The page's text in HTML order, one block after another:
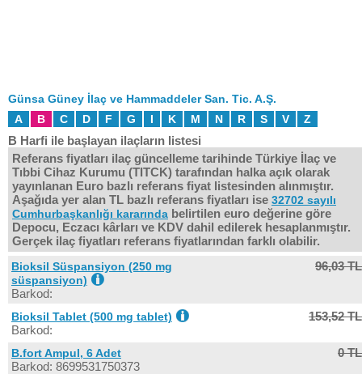
Günsa Güney İlaç ve Hammaddeler San. Tic. A.Ş.
A
B C D F G I K M N R S V Z
B Harfi ile başlayan ilaçların listesi
Referans fiyatları ilaç güncelleme tarihinde Türkiye İlaç ve
Tıbbi Cihaz Kurumu (TITCK) tarafından halka açık olarak
yayınlanan Euro bazlı referans fiyat listesinden alınmıştır.
Aşağıda yer alan TL bazlı referans fiyatları ise 32702 sayılı
Cumhurbaşkanlığı kararında belirtilen euro değerine göre
Depocu, Eczacı kârları ve KDV dahil edilerek hesaplanmıştır.
Gerçek ilaç fiyatları referans fiyatlarından farklı olabilir.
Bioksil Süspansiyon (250 mg
süspansiyon)
Barkod:
96,03 TL
Bioksil Tablet (500 mg tablet)
Barkod:
153,52 TL
B.fort Ampul, 6 Adet
Barkod: 8699531750373
0 TL